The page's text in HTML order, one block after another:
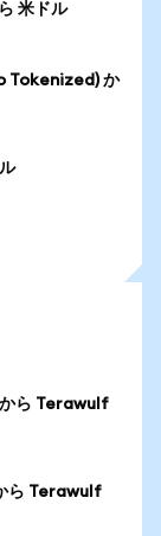
米ドル
Tokenized) か
ら Terawulf
ら Terawulf